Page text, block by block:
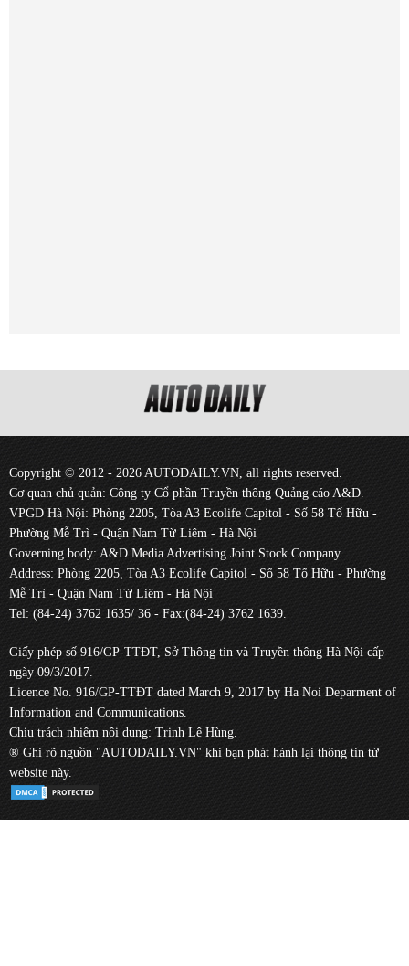
Copyright © 2012 - 2026 AUTODAILY.VN, all rights reserved.
Cơ quan chủ quản: Công ty Cổ phần Truyền thông Quảng cáo A&D.
VPGD Hà Nội: Phòng 2205, Tòa A3 Ecolife Capitol - Số 58 Tố Hữu -
Phường Mễ Trì - Quận Nam Từ Liêm - Hà Nội
Governing body: A&D Media Advertising Joint Stock Company
Address: Phòng 2205, Tòa A3 Ecolife Capitol - Số 58 Tố Hữu - Phường
Mễ Trì - Quận Nam Từ Liêm - Hà Nội
Tel: (84-24) 3762 1635/ 36 - Fax:(84-24) 3762 1639.
Giấy phép số 916/GP-TTĐT, Sở Thông tin và Truyền thông Hà Nội cấp
ngày 09/3/2017.
Licence No. 916/GP-TTĐT dated March 9, 2017 by Ha Noi Deparment of
Information and Communications.
Chịu trách nhiệm nội dung: Trịnh Lê Hùng.
® Ghi rõ nguồn "AUTODAILY.VN" khi bạn phát hành lại thông tin từ
website này.